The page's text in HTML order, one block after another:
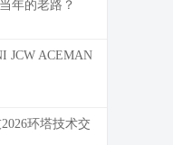
年的老路？
JCW ACEMAN
环塔技术交